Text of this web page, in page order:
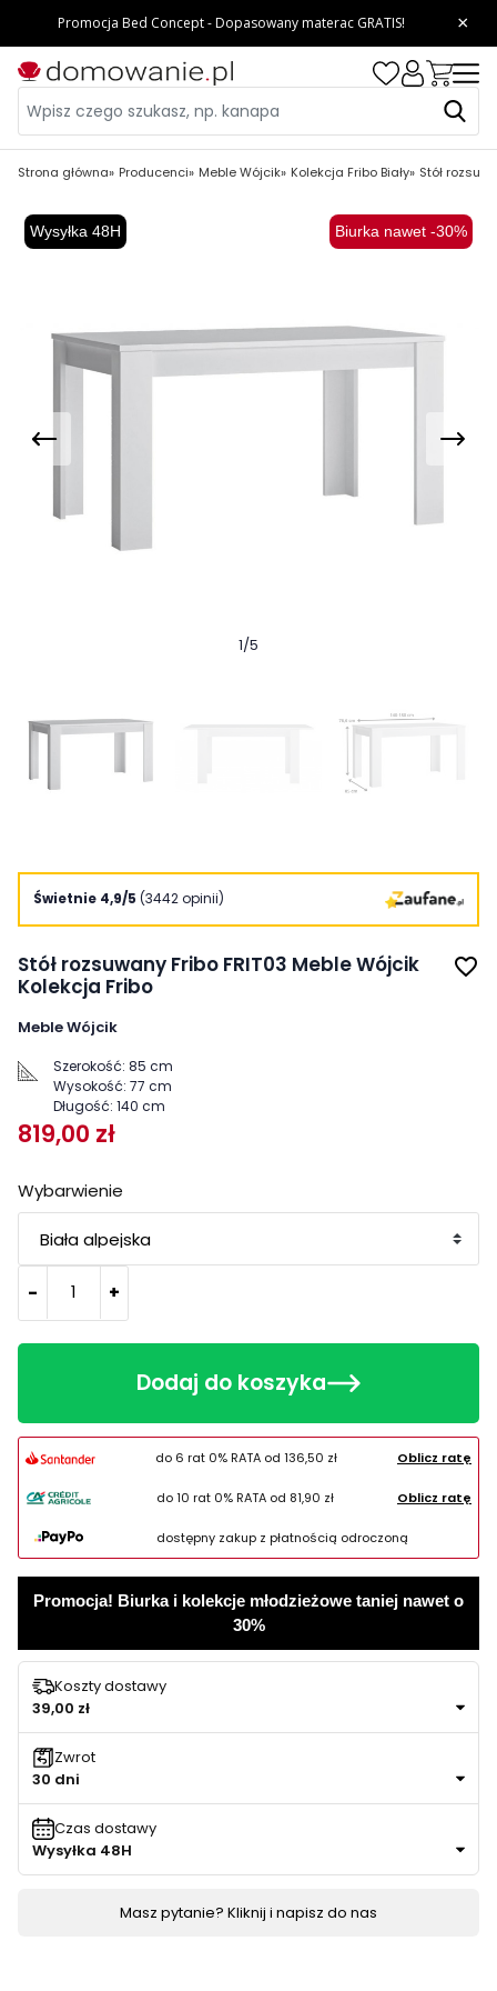
Strona główna Producenci Meble Wójcik Kolekcja Fribo Biały Stół
Wysyłka 48H Biurka nawet -30%
1/5
Świetnie 4,9/5 (3442 opinii)
Stół rozsuwany Fribo FRIT03 Meble Wójcik
Kolekcja Fribo
favorite_border
Meble Wójcik
Szerokość: 85 cm
Wysokość: 77 cm
Długość: 140 cm
819,00 zł
Wybarwienie
- +
Dodaj do koszyka
do 6 rat 0% RATA od136,50 zł Oblicz ratę
do 10 rat 0% RATA od 81,90 zł Oblicz ratę
dostępny zakup z płatnością odroczoną
Promocja! Biurka i kolekcje młodzieżowe taniej nawet o
30%
Koszty dostawy
39,00 zł
Zwrot
30 dni
Czas dostawy
Wysyłka 48H
Masz pytanie? Kliknij i napisz do nas